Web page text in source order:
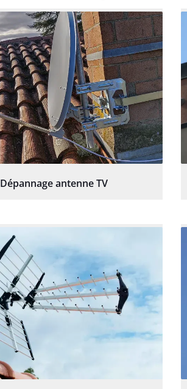
Dépannage antenne TV